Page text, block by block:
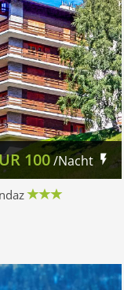
100/Nacht